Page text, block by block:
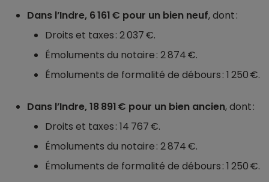
Dans l’Indre, 6 161 € pour un bien neuf, dont :
Droits et taxes : 2 037 €.
Émoluments du notaire : 2 874 €.
Émoluments de formalité de débours : 1 250 €.
Dans l’Indre, 18 891 € pour un bien ancien, dont :
Droits et taxes : 14 767 €.
Émoluments du notaire : 2 874 €.
Émoluments de formalité de débours : 1 250 €.